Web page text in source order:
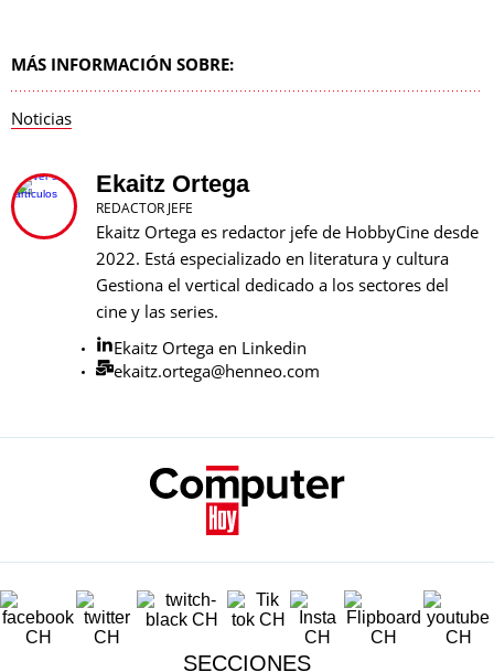
MÁS INFORMACIÓN SOBRE:
Noticias
Ekaitz Ortega
REDACTOR JEFE
Ekaitz Ortega es redactor jefe de HobbyCine desde
2022. Está especializado en literatura y cultura
Gestiona el vertical dedicado a los sectores del
cine y las series.
Ekaitz Ortega en Linkedin
ekaitz.ortega@henneo.com
SECCIONES
Móviles Dispositivos